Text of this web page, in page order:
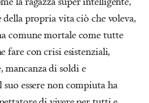
propria vita ciò che voleva,
comune mortale come tutte
fare con crisi esistenziali,
mancanza di soldi e
essere non compiuta ha